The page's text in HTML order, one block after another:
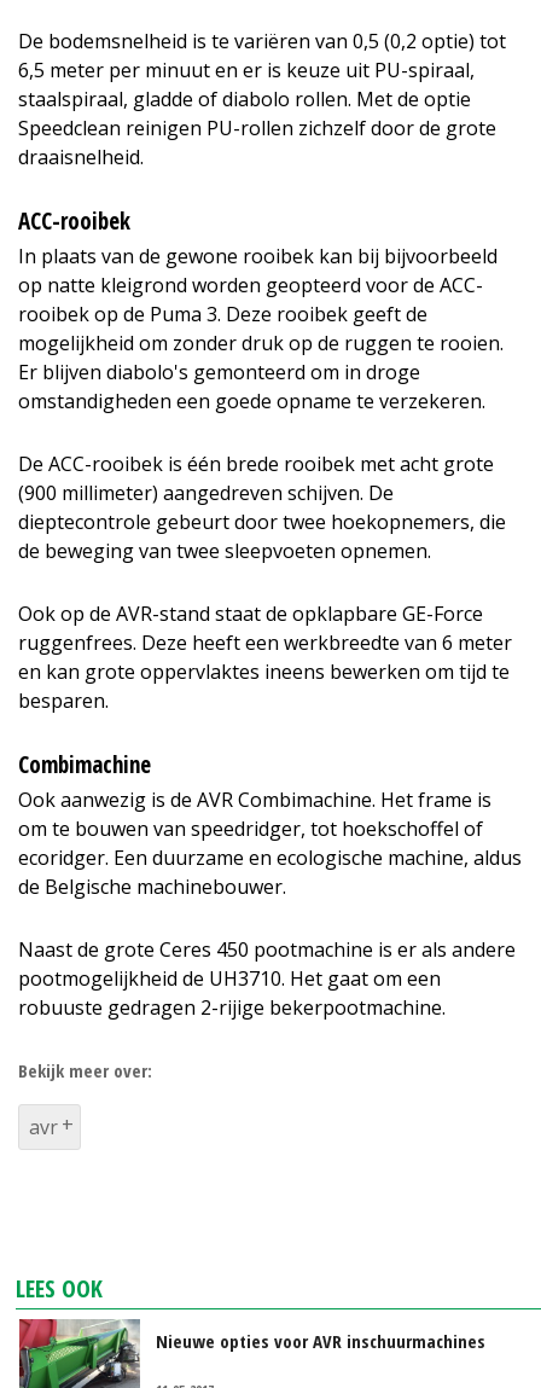
De bodemsnelheid is te variëren van 0,5 (0,2 optie) tot
6,5 meter per minuut en er is keuze uit PU-spiraal,
staalspiraal, gladde of diabolo rollen. Met de optie
Speedclean reinigen PU-rollen zichzelf door de grote
draaisnelheid.
ACC-rooibek
In plaats van de gewone rooibek kan bij bijvoorbeeld
op natte kleigrond worden geopteerd voor de ACC-
rooibek op de Puma 3. Deze rooibek geeft de
mogelijkheid om zonder druk op de ruggen te rooien.
Er blijven diabolo's gemonteerd om in droge
omstandigheden een goede opname te verzekeren.
De ACC-rooibek is één brede rooibek met acht grote
(900 millimeter) aangedreven schijven. De
dieptecontrole gebeurt door twee hoekopnemers, die
de beweging van twee sleepvoeten opnemen.
Ook op de AVR-stand staat de opklapbare GE-Force
ruggenfrees. Deze heeft een werkbreedte van 6 meter
en kan grote oppervlaktes ineens bewerken om tijd te
besparen.
Combimachine
Ook aanwezig is de AVR Combimachine. Het frame is
om te bouwen van speedridger, tot hoekschoffel of
ecoridger. Een duurzame en ecologische machine, aldus
de Belgische machinebouwer.
Naast de grote Ceres 450 pootmachine is er als andere
pootmogelijkheid de UH3710. Het gaat om een
robuuste gedragen 2-rijige bekerpootmachine.
Bekijk meer over:
avr
LEES OOK
Nieuwe opties voor AVR inschuurmachines